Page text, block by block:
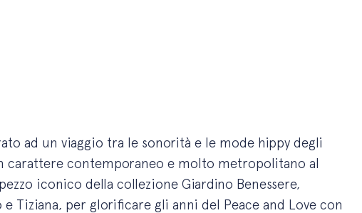
ad un viaggio tra le sonorità e le mode hippy degli
carattere contemporaneo e molto metropolitano al
iconico della collezione Giardino Benessere,
e Tiziana, per glorificare gli anni del Peace and Love con